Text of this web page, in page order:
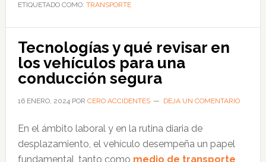
en
de
movilidad
y
seguridad
ETIQUETADO COMO: TRANSPORTE
Tecnologías y qué revisar en
los vehículos para una
conducción segura
16 ENERO, 2024POR CERO ACCIDENTES DEJA UN COMENTARIO
En el ámbito laboral y en la rutina diaria de
desplazamiento, el vehículo desempeña un papel
fundamental, tanto como medio de transporte